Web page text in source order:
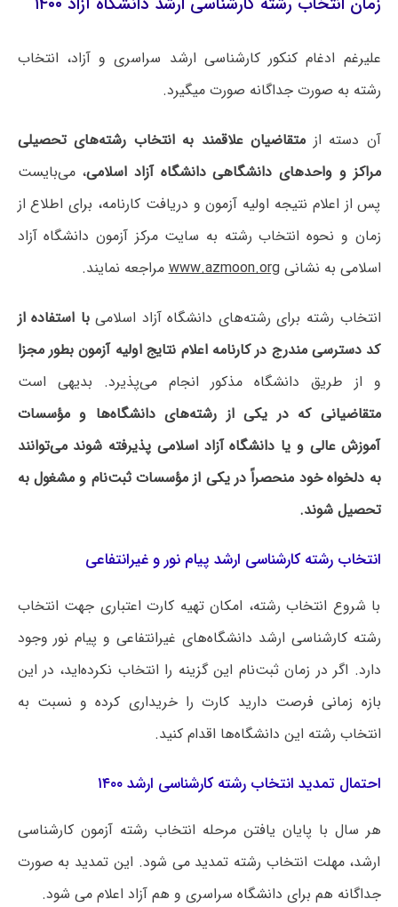
علیرغم ادغام کنکور کارشناسی ارشد سراسری و آزاد، انتخاب
رشته به صورت جداگانه صورت میگیرد.
آن دسته از متقاضیان علاقمند به انتخاب رشته‌های تحصیلی
مراکز و واحدهای دانشگاهی دانشگاه آزاد اسلامی، می‌بایست
پس از اعلام نتیجه اولیه آزمون و دریافت کارنامه، برای اطلاع از
زمان و نحوه انتخاب رشته به سایت مرکز آزمون دانشگاه آزاد
اسلامی به نشانیwww.azmoon.orgمراجعه نمایند.
انتخاب رشته برای رشته‌های دانشگاه آزاد اسلامیبا استفاده از
کد دسترسی مندرج در کارنامه اعلام نتایج اولیه آزمون بطور مجزا
و از طریق دانشگاه مذکور انجام می‌پذیرد. بدیهی است
متقاضیانی که در یکی از رشته‌های دانشگاه‌ها و مؤسسات
آموزش عالی و یا دانشگاه آزاد اسلامی پذیرفته شوندمی‌توانند
به دلخواه خود منحصراً در یکی از مؤسسات ثبت‌نام و مشغول به
تحصیل شوند.
انتخاب رشته کارشناسی ارشد پیام نور و غیرانتفاعی
با شروع انتخاب رشته، امکان تهیه کارت اعتباری جهت انتخاب
رشته کارشناسی ارشد دانشگاه‌های غیرانتفاعی و پیام نور وجود
دارد. اگر در زمان ثبت‌نام این گزینه را انتخاب نکرده‌اید، در این
بازه زمانی فرصت دارید کارت را خریداری کرده و نسبت به
انتخاب رشته این دانشگاه‌ها اقدام کنید.
احتمال تمدید انتخاب رشته کارشناسی ارشد ۱۴۰۰
هر سال با پایان یافتن مرحله انتخاب رشته آزمون کارشناسی
ارشد، مهلت انتخاب رشته تمدید می شود. این تمدید به صورت
جداگانه هم برای دانشگاه سراسری و هم آزاد اعلام می شود.